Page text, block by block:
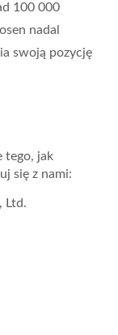
100 000
nadal
swoją pozycję
tego, jak
się z nami:
Ltd.